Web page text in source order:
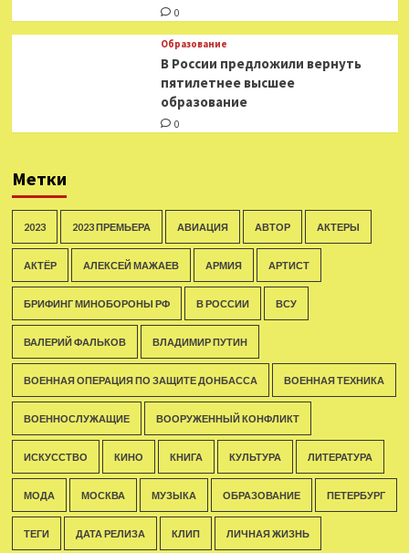
0
Образование
В России предложили вернуть
пятилетнее высшее
образование
0
Метки
2023 2023 ПРЕМЬЕРА АВИАЦИЯ АВТОР АКТЕРЫ
АКТЁР АЛЕКСЕЙ МАЖАЕВ АРМИЯ АРТИСТ
БРИФИНГ МИНОБОРОНЫ РФ В РОССИИ ВСУ
ВАЛЕРИЙ ФАЛЬКОВ ВЛАДИМИР ПУТИН
ВОЕННАЯ ОПЕРАЦИЯ ПО ЗАЩИТЕ ДОНБАССА ВОЕННАЯ ТЕХНИКА
ВОЕННОСЛУЖАЩИЕ ВООРУЖЕННЫЙ КОНФЛИКТ
ИСКУССТВО КИНО КНИГА КУЛЬТУРА ЛИТЕРАТУРА
МОДА МОСКВА МУЗЫКА ОБРАЗОВАНИЕ ПЕТЕРБУРГ
ТЕГИ ДАТА РЕЛИЗА КЛИП ЛИЧНАЯ ЖИЗНЬ